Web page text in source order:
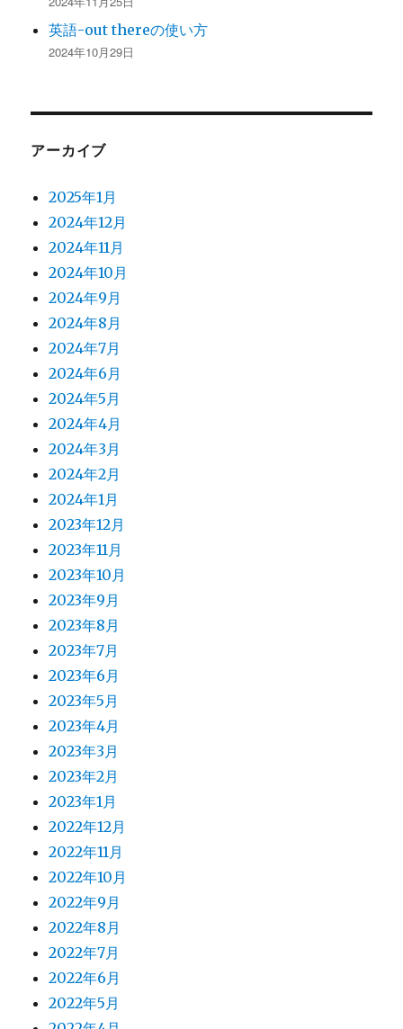
英語-out thereの使い方
2024年10月29日
アーカイブ
2025年1月
2024年12月
2024年11月
2024年10月
2024年9月
2024年8月
2024年7月
2024年6月
2024年5月
2024年4月
2024年3月
2024年2月
2024年1月
2023年12月
2023年11月
2023年10月
2023年9月
2023年8月
2023年7月
2023年6月
2023年5月
2023年4月
2023年3月
2023年2月
2023年1月
2022年12月
2022年11月
2022年10月
2022年9月
2022年8月
2022年7月
2022年6月
2022年5月